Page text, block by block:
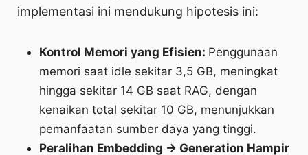
implementasi ini mendukung hipotesis ini:
Kontrol Memori yang Efisien: Penggunaan
memori saat idle sekitar 3,5 GB, meningkat
hingga sekitar 14 GB saat RAG, dengan
kenaikan total sekitar 10 GB, menunjukkan
pemanfaatan sumber daya yang tinggi.
Peralihan Embedding → Generation Hampir